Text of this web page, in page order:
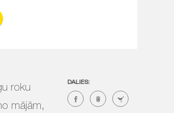
DALIES:
roku
mājām,